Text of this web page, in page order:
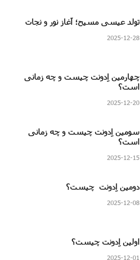
تولد عیسی مسیح؛ آغاز نور و نجات
2025-12-28
چهارمین اِدونت چیست و چه زمانی
است؟
2025-12-20
سومین اِدونت چیست و چه زمانی
است؟
2025-12-15
دومین اِدونت چیست؟
2025-12-08
اولین اِدونت چیست؟
2025-12-01